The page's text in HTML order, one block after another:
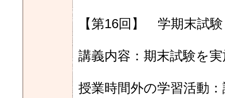
【第16回】 学期末試
講義内容：期末試験を
授業時間外の学習活動